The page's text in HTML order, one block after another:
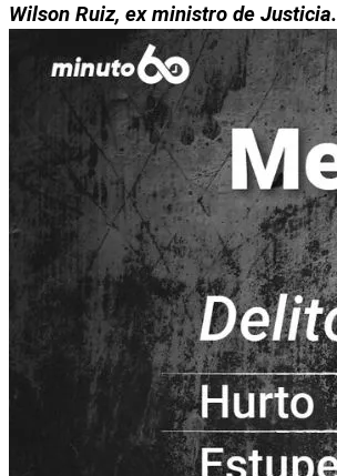
Wilson Ruiz, ex ministro de Justicia.